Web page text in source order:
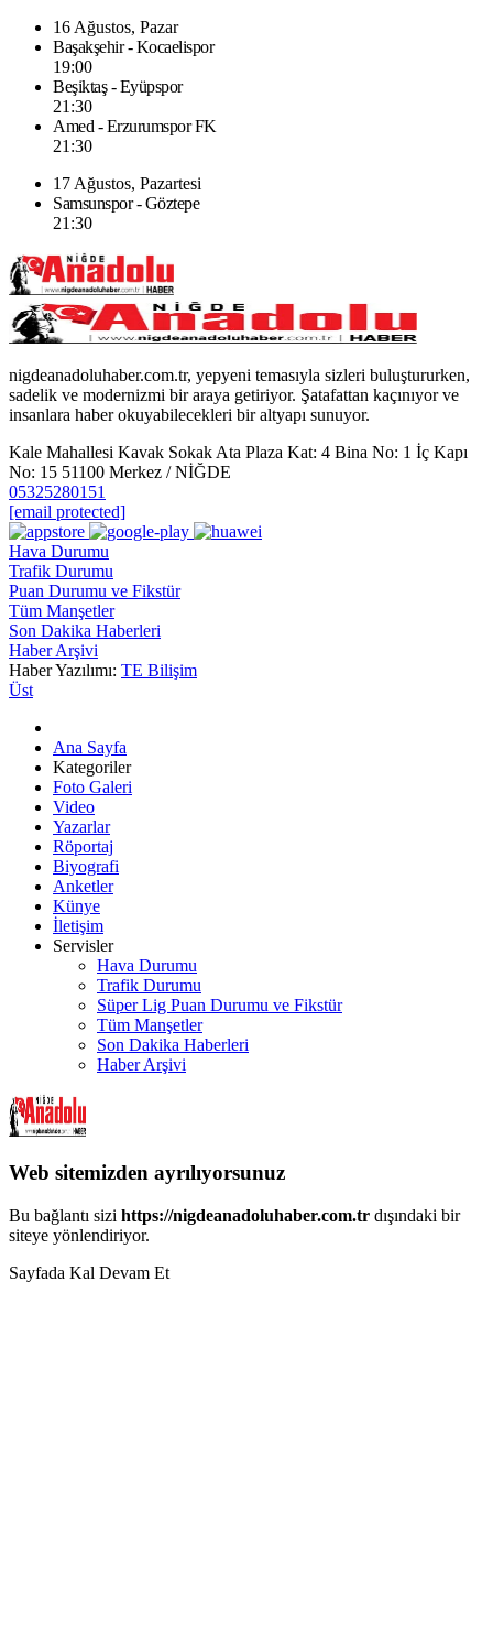
16 Ağustos, Pazar
Başakşehir - Kocaelispor
19:00
Beşiktaş - Eyüpspor
21:30
Amed - Erzurumspor FK
21:30
17 Ağustos, Pazartesi
Samsunspor - Göztepe
21:30
nigdeanadoluhaber.com.tr, yepyeni temasıyla sizleri buluştururken,
sadelik ve modernizmi bir araya getiriyor. Şatafattan kaçınıyor ve
insanlara haber okuyabilecekleri bir altyapı sunuyor.
Kale Mahallesi Kavak Sokak Ata Plaza Kat: 4 Bina No: 1 İç Kapı
No: 15 51100 Merkez / NİĞDE
05325280151
[email protected]
Hava Durumu
Trafik Durumu
Puan Durumu ve Fikstür
Tüm Manşetler
Son Dakika Haberleri
Haber Arşivi
Haber Yazılımı: TE Bilişim
Üst
Ana Sayfa
Kategoriler
Foto Galeri
Video
Yazarlar
Röportaj
Biyografi
Anketler
Künye
İletişim
Servisler
Hava Durumu
Trafik Durumu
Süper Lig Puan Durumu ve Fikstür
Tüm Manşetler
Son Dakika Haberleri
Haber Arşivi
Web sitemizden ayrılıyorsunuz
Bu bağlantı sizi https://nigdeanadoluhaber.com.tr dışındaki bir
siteye yönlendiriyor.
Sayfada Kal Devam Et